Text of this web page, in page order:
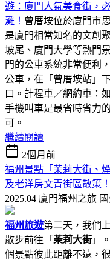
遊：廈門人氣美食街，
灘！ 曾厝垵位於廈門市
是廈門相當知名的文創
坡尾、廈門大學等熱門
門的公車系統非常便利
公車，在「曾厝垵站」
口。計程車／網約車：
手機叫車是最省時省力
可。
繼續閱讀
2個月前
福州景點「茉莉大街、
及老洋房文青街區散策！
2025.04 廈門福州之旅
福州旅遊第二天，我們
散步前往「 茉莉大街 」
個景點彼此距離不遠，